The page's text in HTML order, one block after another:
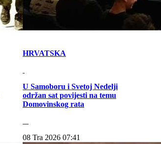
HRVATSKA
U Samoboru i Svetoj Nedelji
održan sat povijesti na temu
Domovinskog rata
08 Tra 2026 07:41